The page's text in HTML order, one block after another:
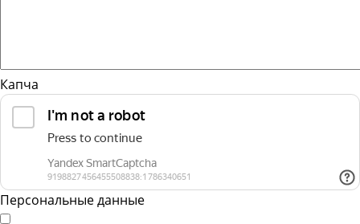
Капча
Персональные данные